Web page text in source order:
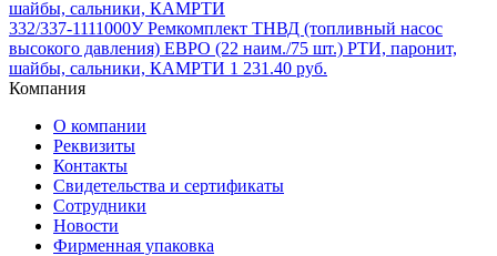
332/337-1111000У Ремкомплект ТНВД (топливный насос
высокого давления) ЕВРО (22 наим./75 шт.) РТИ, паронит,
шайбы, сальники, КАМРТИ 1 231.40 руб.
Компания
О компании
Реквизиты
Контакты
Свидетельства и сертификаты
Сотрудники
Новости
Фирменная упаковка